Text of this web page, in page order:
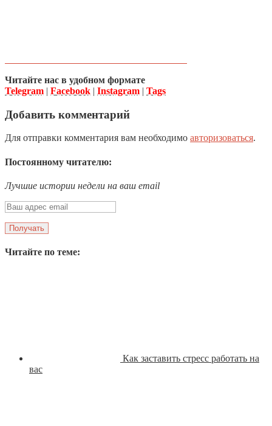
Читайте нас в удобном формате
Telegram | Facebook | Instagram | Tags
Добавить комментарий
Для отправки комментария вам необходимо авторизоваться.
Постоянному читателю:
Лучшие истории недели на ваш email
Читайте по теме:
Как заставить стресс работать на
вас